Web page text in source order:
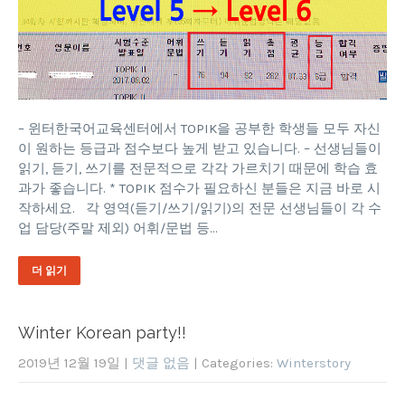
– 윈터한국어교육센터에서 TOPIK을 공부한 학생들 모두 자신
이 원하는 등급과 점수보다 높게 받고 있습니다. – 선생님들이
읽기, 듣기, 쓰기를 전문적으로 각각 가르치기 때문에 학습 효
과가 좋습니다. * TOPIK 점수가 필요하신 분들은 지금 바로 시
작하세요. 각 영역(듣기/쓰기/읽기)의 전문 선생님들이 각 수
업 담당(주말 제외) 어휘/문법 등…
더 읽기
Winter Korean party!!
2019년 12월 19일 | 댓글 없음 | Categories: Winterstory